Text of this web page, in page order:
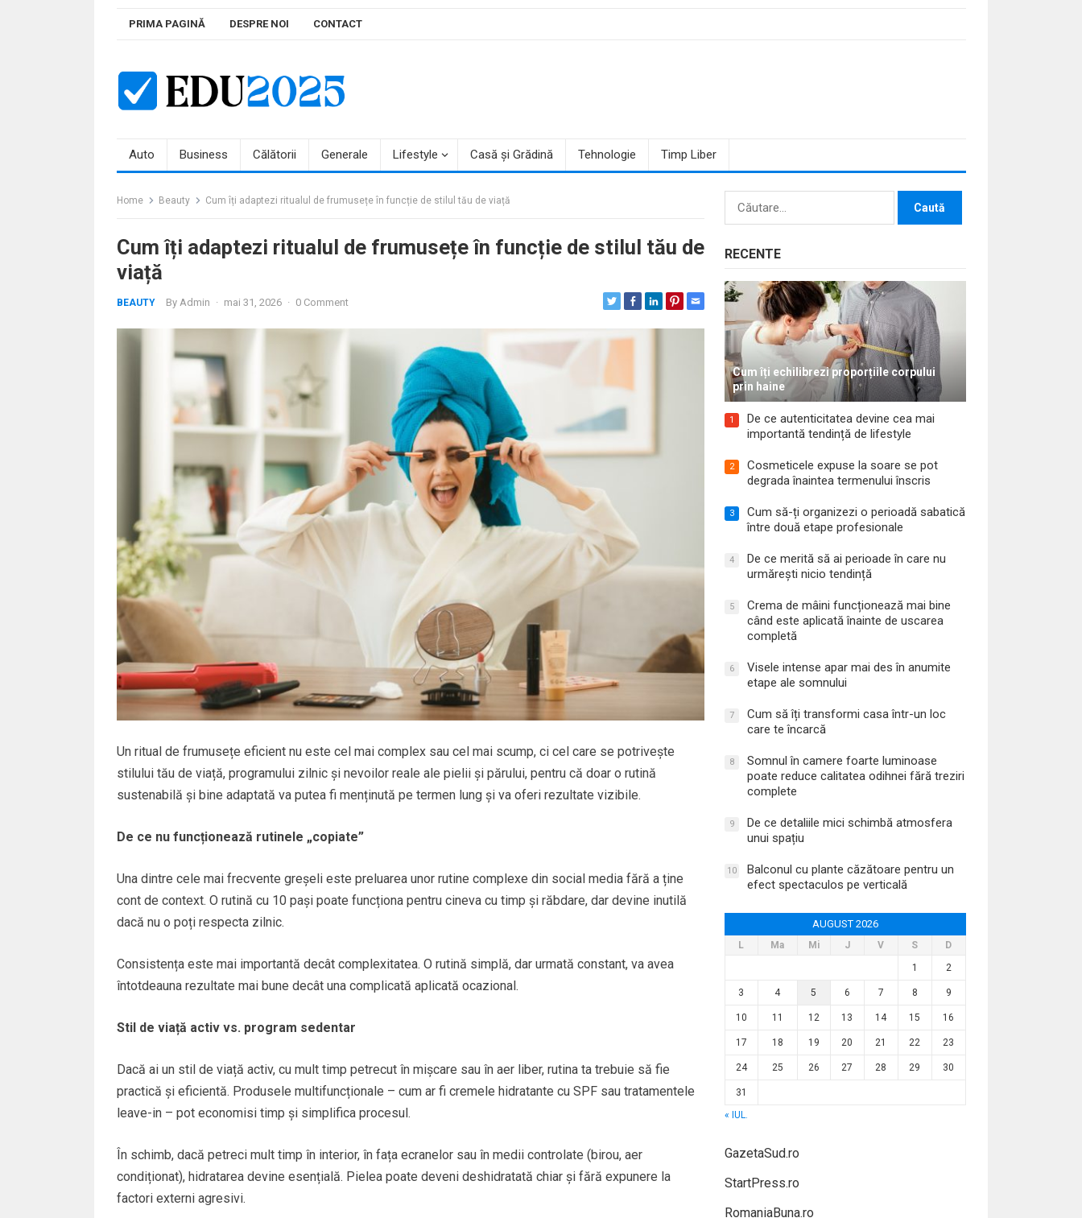
PRIMA PAGINĂ DESPRE NOI CONTACT
Auto Business Călătorii Generale Lifestyle Casă și Grădină Tehnologie Timp Liber
Home Beauty Cum îți adaptezi ritualul de frumusețe în funcție de stilul tău de viață
Cum îți adaptezi ritualul de frumusețe în funcție de stilul tău de
viață
BEAUTY By Admin · mai 31, 2026 · 0 Comment
Un ritual de frumusețe eficient nu este cel mai complex sau cel mai scump, ci cel care se potrivește
stilului tău de viață, programului zilnic și nevoilor reale ale pielii și părului, pentru că doar o rutină
sustenabilă și bine adaptată va putea fi menținută pe termen lung și va oferi rezultate vizibile.
De ce nu funcționează rutinele „copiate”
Una dintre cele mai frecvente greșeli este preluarea unor rutine complexe din social media fără a ține
cont de context. O rutină cu 10 pași poate funcționa pentru cineva cu timp și răbdare, dar devine inutilă
dacă nu o poți respecta zilnic.
Consistența este mai importantă decât complexitatea. O rutină simplă, dar urmată constant, va avea
întotdeauna rezultate mai bune decât una complicată aplicată ocazional.
Stil de viață activ vs. program sedentar
Dacă ai un stil de viață activ, cu mult timp petrecut în mișcare sau în aer liber, rutina ta trebuie să fie
practică și eficientă. Produsele multifuncționale – cum ar fi cremele hidratante cu SPF sau tratamentele
leave-in – pot economisi timp și simplifica procesul.
În schimb, dacă petreci mult timp în interior, în fața ecranelor sau în medii controlate (birou, aer
condiționat), hidratarea devine esențială. Pielea poate deveni deshidratată chiar și fără expunere la
factori externi agresivi.
Caută
RECENTE
Cum îți echilibrezi proporțiile corpului
prin haine
1
De ce autenticitatea devine cea mai
importantă tendință de lifestyle
2
Cosmeticele expuse la soare se pot
degrada înaintea termenului înscris
3
Cum să-ți organizezi o perioadă sabatică
între două etape profesionale
4
De ce merită să ai perioade în care nu
urmărești nicio tendință
5
Crema de mâini funcționează mai bine
când este aplicată înainte de uscarea
completă
6
Visele intense apar mai des în anumite
etape ale somnului
7
Cum să îți transformi casa într-un loc
care te încarcă
8
Somnul în camere foarte luminoase
poate reduce calitatea odihnei fără treziri
complete
9
De ce detaliile mici schimbă atmosfera
unui spațiu
10
Balconul cu plante căzătoare pentru un
efect spectaculos pe verticală
AUGUST 2026
L Ma Mi J V S
D
1
2
3 4 5 6 7 8 9
10 11 12 13 14 15 16
17 18 19 20 21 22 23
24 25 26 27 28 29 30
31
« IUL.
GazetaSud.ro
StartPress.ro
RomaniaBuna.ro